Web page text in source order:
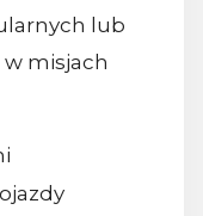
lub
misjach